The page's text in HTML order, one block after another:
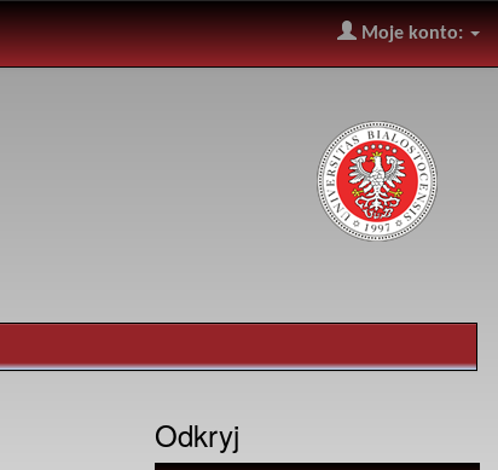
Moje konto:
Odkryj